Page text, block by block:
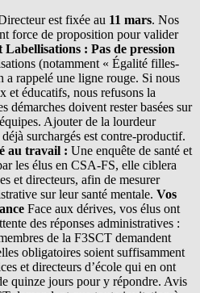
est fixée au 11 mars. Nos
force de proposition pour valider
Labellisations : Pas de pression
(notamment « Égalité filles-
rappelé une ligne rouge. Si nous
et éducatifs, nous refusons la
démarches doivent rester basées sur
Ajouter de la lourdeur
surchargés est contre-productif.
au travail : Une enquête de santé et
les élus en CSA-FS, elle ciblera
et directeurs, afin de mesurer
sur leur santé mentale. Vos
Face aux dérives, vos élus ont
des réponses administratives :
de la F3SCT demandent
obligatoires soient suffisamment
et directeurs d’école qui en ont
quinze jours pour y répondre. Avis